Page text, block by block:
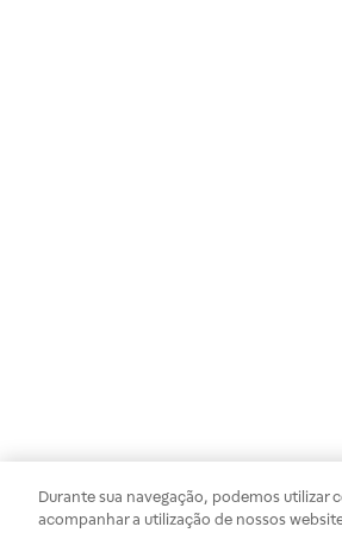
Durante sua navegação, podemos utilizar
acompanhar a utilização de nossos